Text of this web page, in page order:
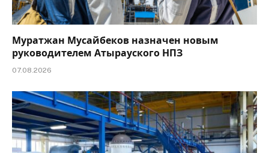
Муратжан Мусайбеков назначен новым
руководителем Атырауского НПЗ
07.08.2026